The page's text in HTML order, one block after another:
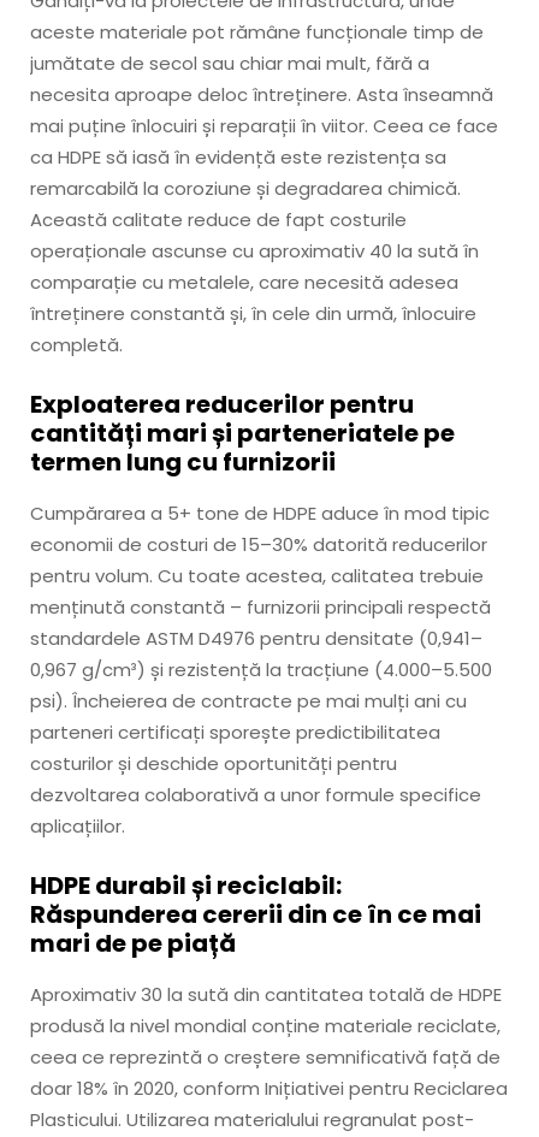
aceste materiale pot rămâne funcționale timp de
jumătate de secol sau chiar mai mult, fără a
necesita aproape deloc întreținere. Asta înseamnă
mai puține înlocuiri și reparații în viitor. Ceea ce face
ca HDPE să iasă în evidență este rezistența sa
remarcabilă la coroziune și degradarea chimică.
Această calitate reduce de fapt costurile
operaționale ascunse cu aproximativ 40 la sută în
comparație cu metalele, care necesită adesea
întreținere constantă și, în cele din urmă, înlocuire
completă.
Exploaterea reducerilor pentru
cantități mari și parteneriatele pe
termen lung cu furnizorii
Cumpărarea a 5+ tone de HDPE aduce în mod tipic
economii de costuri de 15–30% datorită reducerilor
pentru volum. Cu toate acestea, calitatea trebuie
menținută constantă – furnizorii principali respectă
standardele ASTM D4976 pentru densitate (0,941–
0,967 g/cm³) și rezistență la tracțiune (4.000–5.500
psi). Încheierea de contracte pe mai mulți ani cu
parteneri certificați sporește predictibilitatea
costurilor și deschide oportunități pentru
dezvoltarea colaborativă a unor formule specifice
aplicațiilor.
HDPE durabil și reciclabil:
Răspunderea cererii din ce în ce mai
mari de pe piață
Aproximativ 30 la sută din cantitatea totală de HDPE
produsă la nivel mondial conține materiale reciclate,
ceea ce reprezintă o creștere semnificativă față de
doar 18% în 2020, conform Inițiativei pentru Reciclarea
Plasticului. Utilizarea materialului regranulat post-